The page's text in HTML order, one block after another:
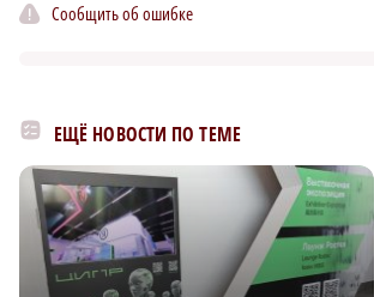
Сообщить об ошибке
ЕЩЁ НОВОСТИ ПО ТЕМЕ